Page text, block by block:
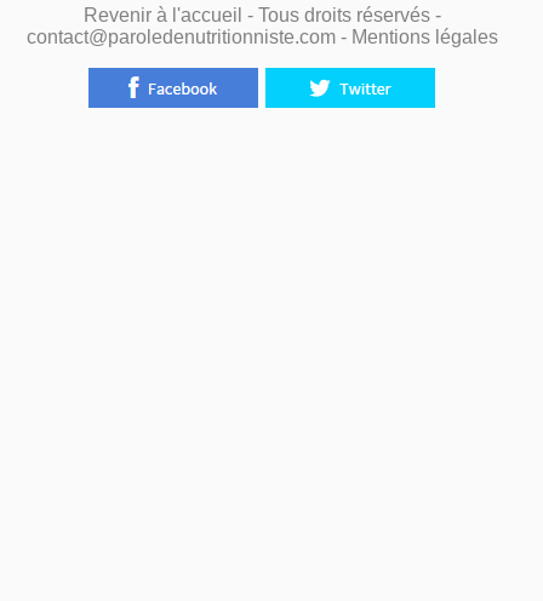
Revenir à l'accueil - Tous droits réservés -
contact@paroledenutritionniste.com - Mentions légales